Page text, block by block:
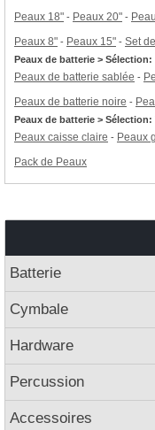
Peaux 18" - Peaux 20" -
Peaux 8" - Peaux 15" - Set
Peaux de batterie >
Peaux de batterie sablée -
Peaux de batterie noire -
Peaux de batterie > Sélection:
Peaux caisse claire - Peaux
Pack de Peaux
Batterie
Cymbale
Hardware
Percussion
Accessoires